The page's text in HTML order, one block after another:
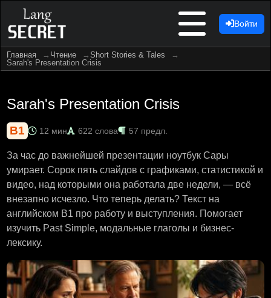
Войти
Главная Чтение
Short Stories & Tales
Sarah's Presentation Crisis
Sarah's Presentation Crisis
B1 12 мин 622 слова 57 предл.
За час до важнейшей презентации ноутбук Сары
умирает. Сорок пять слайдов с графиками, статистикой и
видео, над которыми она работала две недели, — всё
внезапно исчезло. Что теперь делать? Текст на
английском B1 про работу и выступления. Помогает
изучить Past Simple, модальные глаголы и бизнес-
лексику.